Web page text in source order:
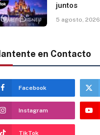
juntos
5 agosto, 2026
en Contacto
Facebook
Instagram
TikTok